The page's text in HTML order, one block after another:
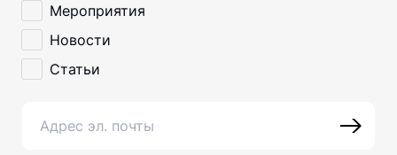
Мероприятия
Новости
Статьи